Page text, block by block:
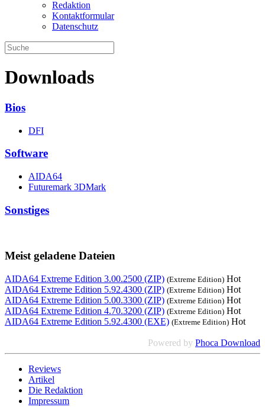
Redaktion
Kontaktformular
Datenschutz
Downloads
Bios
DFI
Software
AIDA64
Futuremark 3DMark
Sonstiges
Meist geladene Dateien
AIDA64 Extreme Edition 3.00.2500 (ZIP) (Extreme Edition) Hot
AIDA64 Extreme Edition 5.92.4300 (ZIP) (Extreme Edition) Hot
AIDA64 Extreme Edition 5.00.3300 (ZIP) (Extreme Edition) Hot
AIDA64 Extreme Edition 4.70.3200 (ZIP) (Extreme Edition) Hot
AIDA64 Extreme Edition 5.92.4300 (EXE) (Extreme Edition) Hot
Powered by Phoca Download
Reviews
Artikel
Die Redaktion
Impressum